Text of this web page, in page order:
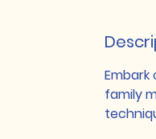
Embark
family